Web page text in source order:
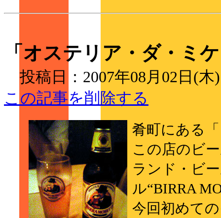
「オステリア・ダ・ミ
投稿日：2007年08月02日(
この記事を削除する
肴町にある
この店のビ
ランド・ビ
ル“BIRRA
今回初めて